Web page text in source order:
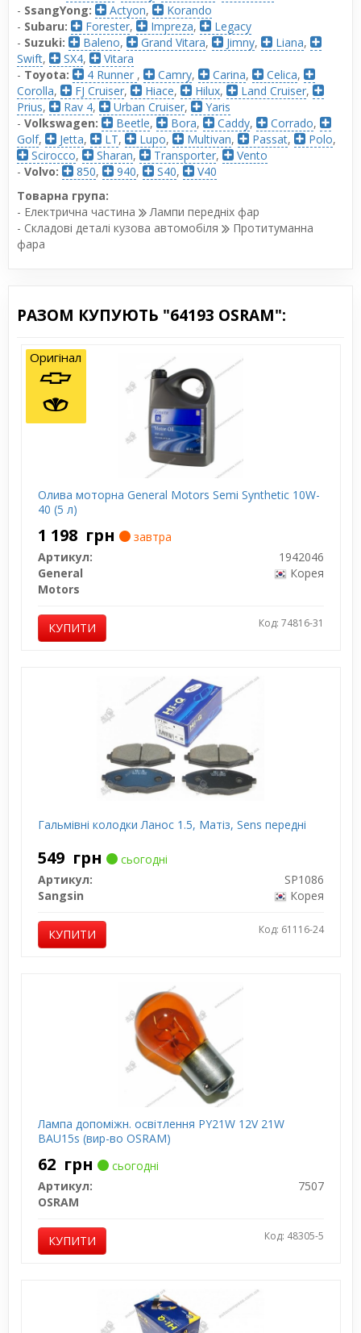
- SsangYong: Actyon,
Korando
- Subaru: Forester, Impreza,
Legacy
- Suzuki: Baleno, Grand Vitara, Jimny, Liana,
Swift, SX4,
Vitara
- Toyota: 4 Runner , Camry, Carina, Celica,
Corolla, FJ Cruiser, Hiace, Hilux, Land Cruiser,
Prius, Rav 4, Urban Cruiser,
Yaris
- Volkswagen: Beetle, Bora, Caddy, Corrado,
Golf, Jetta, LT, Lupo, Multivan, Passat, Polo,
Scirocco, Sharan, Transporter,
Vento
- Volvo: 850, 940, S40,
V40
Товарна група:
- Електрична частина
Лампи передніх фар
- Складові деталі кузова автомобіля
Протитуманна
фара
РАЗОМ КУПУЮТЬ "64193 OSRAM":
Олива моторна General Motors Semi Synthetic 10W-
40 (5 л)
1 198 грн
завтра
Артикул:
1942046
General
Motors
Корея
КУПИТИ Код: 74816-31
Оригінал
Гальмівні колодки Ланос 1.5, Матіз, Sens передні
549 грн
сьогодні
Артикул:
SP1086
Sangsin
Корея
КУПИТИ Код: 61116-24
Лампа допоміжн. освітлення РY21W 12V 21W
ВАU15s (вир-во OSRAM)
62 грн
сьогодні
Артикул:
7507
OSRAM
КУПИТИ Код: 48305-5